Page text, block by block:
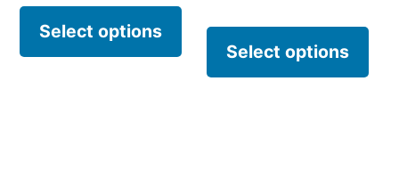
Select options
Select options